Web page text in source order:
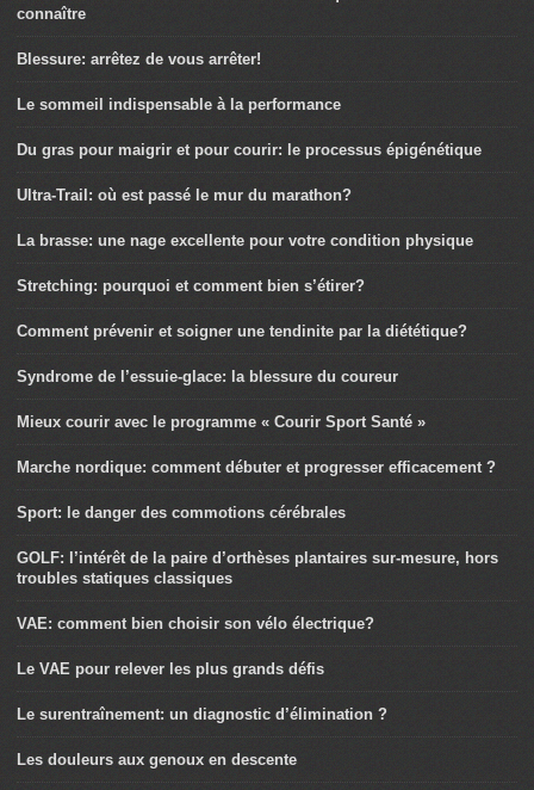
connaître
Blessure: arrêtez de vous arrêter!
Le sommeil indispensable à la performance
Du gras pour maigrir et pour courir: le processus épigénétique
Ultra-Trail: où est passé le mur du marathon?
La brasse: une nage excellente pour votre condition physique
Stretching: pourquoi et comment bien s’étirer?
Comment prévenir et soigner une tendinite par la diététique?
Syndrome de l’essuie-glace: la blessure du coureur
Mieux courir avec le programme « Courir Sport Santé »
Marche nordique: comment débuter et progresser efficacement ?
Sport: le danger des commotions cérébrales
GOLF: l’intérêt de la paire d’orthèses plantaires sur-mesure, hors
troubles statiques classiques
VAE: comment bien choisir son vélo électrique?
Le VAE pour relever les plus grands défis
Le surentraînement: un diagnostic d’élimination ?
Les douleurs aux genoux en descente